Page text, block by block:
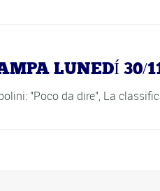
LUNEDÍ 30/
"Poco da dire", La